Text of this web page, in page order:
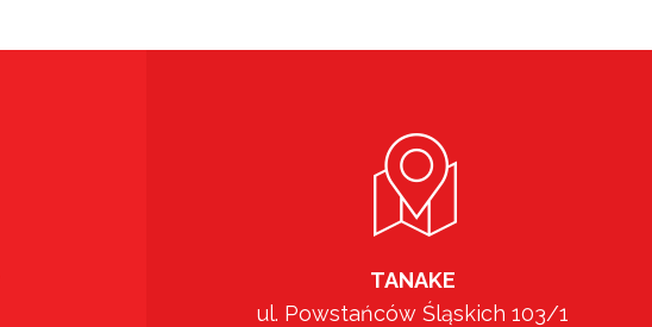
TANAKE
ul. Powstańców Śląskich 103/1